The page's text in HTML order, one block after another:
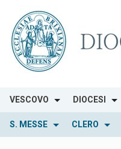
content
VESCOVO DIOCESI
S. MESSE CLERO